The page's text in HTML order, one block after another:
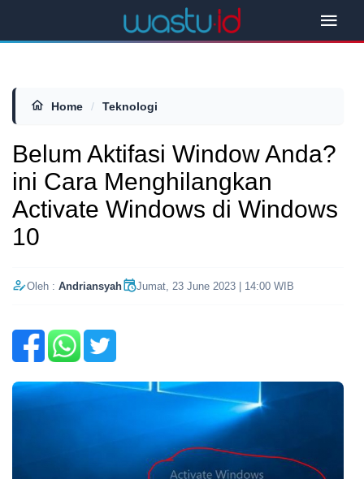
Home / Teknologi
Belum Aktifasi Window Anda?
ini Cara Menghilangkan
Activate Windows di Windows
10
Oleh : Andriansyah Jumat, 23 June 2023 | 14:00 WIB